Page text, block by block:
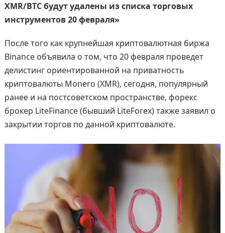
XMR/BTC будут удалены из списка торговых
инструментов 20 февраля»
После того как крупнейшая криптовалютная биржа
Binance объявила о том, что 20 февраля проведет
делистинг ориентированной на приватность
криптовалюты Monero (XMR), сегодня, популярный
ранее и на постсоветском пространстве, форекс
брокер LiteFinance (бывший LiteForex) также заявил о
закрытии торгов по данной криптовалюте.